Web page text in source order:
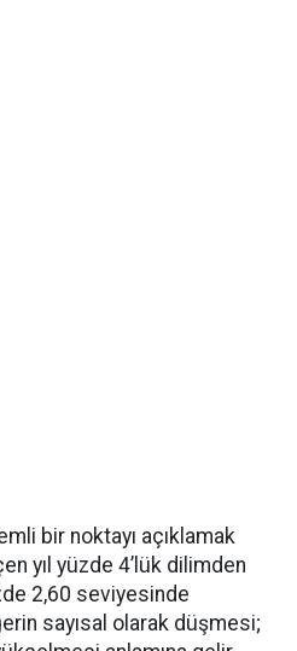
bir noktayı açıklamak
yıl yüzde 4’lük dilimden
2,60 seviyesinde
sayısal olarak düşmesi;